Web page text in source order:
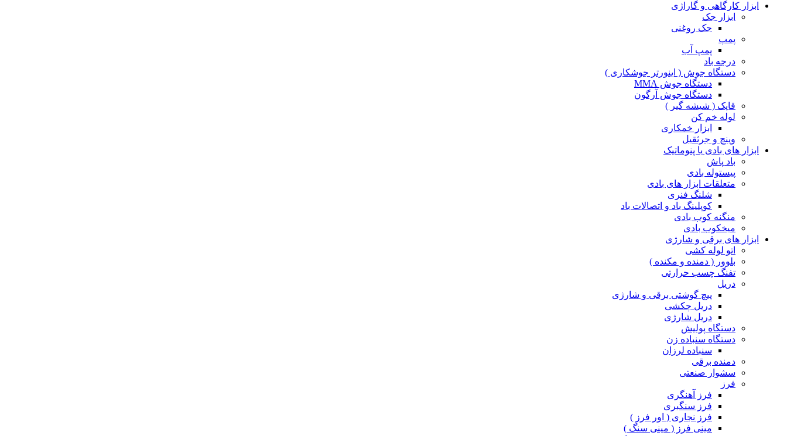
ابزار کارگاهی و گاراژی
ابزار جک
جک روغنی
پمپ
پمپ آب
درجه باد
دستگاه جوش ( اینورتر جوشکاری )
دستگاه جوش MMA
دستگاه جوش آرگون
قاپک ( شیشه گیر )
لوله خم کن
ابزار خمکاری
وینچ و جرثقیل
ابزار های بادی یا پنوماتیک
باد پاش
پیستوله بادی
متعلقات ابزار های بادی
شلنگ فنری
کوپلینگ باد و اتصالات باد
منگنه کوب بادی
میخکوب بادی
ابزار های برقی و شارژی
اتو لوله کشی
بلوور ( دمنده و مکنده )
تفنگ چسب حرارتی
دریل
پیچ گوشتی برقی و شارژی
دریل چکشی
دریل شارژی
دستگاه پولیش
دستگاه سنباده زن
سنباده لرزان
دمنده برقی
سشوار صنعتی
فرز
فرز آهنگری
فرز سنگبری
فرز نجاری ( اور فرز )
مینی فرز ( مینی سنگ )